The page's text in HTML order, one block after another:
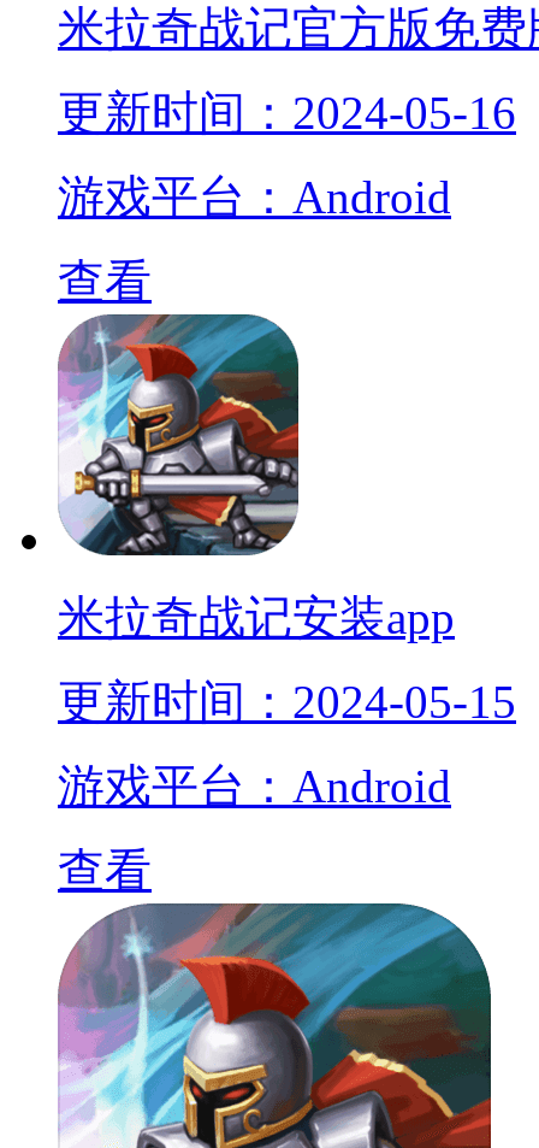
米拉奇战记官方版免费
更新时间：2024-05-16
游戏平台：Android
查看
米拉奇战记安装app
更新时间：2024-05-15
游戏平台：Android
查看